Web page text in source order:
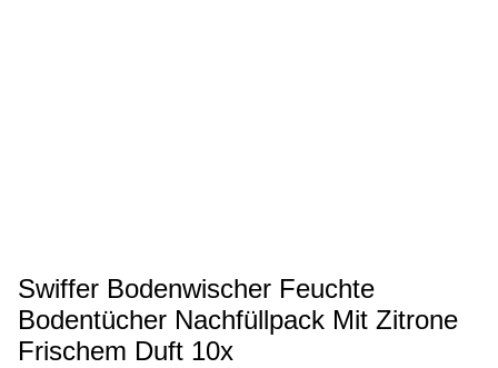
Swiffer Bodenwischer Feuchte
Bodentücher Nachfüllpack Mit Zitrone
Frischem Duft 10x